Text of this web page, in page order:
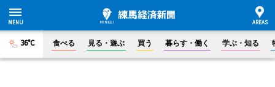
36°C 食べる 見る・遊ぶ 買う 暮らす・働く 学ぶ・知る